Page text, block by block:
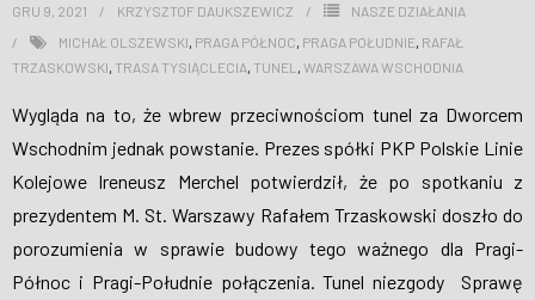
GRU 9, 2021 KRZYSZTOF DAUKSZEWICZ
NASZE DZIAŁANIA
MICHAŁ OLSZEWSKI PRAGA PÓŁNOC PRAGA POŁUDNIE RAFAŁ
TRZASKOWSKI TRASA TYSIĄCLECIA TUNEL WARSZAWA WSCHODNIA
Wygląda na to, że wbrew przeciwnościom tunel za Dworcem
Wschodnim jednak powstanie. Prezes spółki PKP Polskie Linie
Kolejowe Ireneusz Merchel potwierdził, że po spotkaniu z
prezydentem M. St. Warszawy Rafałem Trzaskowski doszło do
porozumienia w sprawie budowy tego ważnego dla Pragi-
Północ i Pragi-Południe połączenia. Tunel niezgody Sprawę